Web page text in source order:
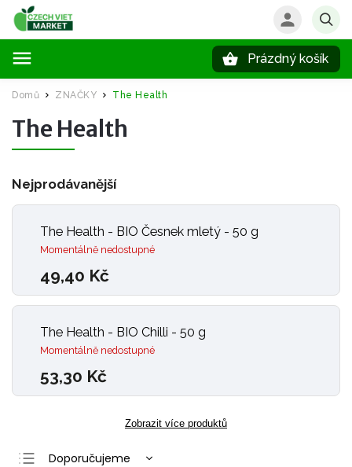
Prázdný košík
Domů / ZNAČKY / The Health
The Health
Nejprodávanější
The Health - BIO Česnek mletý - 50 g
Momentálně nedostupné
49,40 Kč
The Health - BIO Chilli - 50 g
Momentálně nedostupné
53,30 Kč
Zobrazit více produktů
Doporučujeme